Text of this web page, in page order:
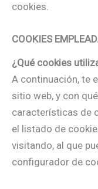
cookies.
COOKIES
¿Qué cookies
A continuación, te
sitio web, y con
características de
el listado de
visitando, al que
configurador de